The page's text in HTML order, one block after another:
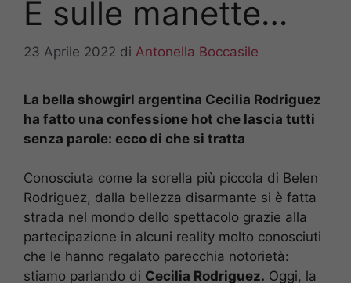
E sulle manette…
23 Aprile 2022 di Antonella Boccasile
La bella showgirl argentina Cecilia Rodriguez
ha fatto una confessione hot che lascia tutti
senza parole: ecco di che si tratta
Conosciuta come la sorella più piccola di Belen
Rodriguez, dalla bellezza disarmante si è fatta
strada nel mondo dello spettacolo grazie alla
partecipazione in alcuni reality molto conosciuti
che le hanno regalato parecchia notorietà:
stiamo parlando di Cecilia Rodriguez. Oggi, la